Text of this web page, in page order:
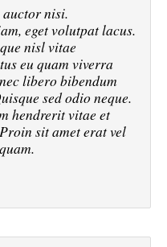
nisi.
eget volutpat lacus.
nisl vitae
eu quam viverra
libero bibendum
sed odio neque.
hendrerit vitae et
sit amet erat vel